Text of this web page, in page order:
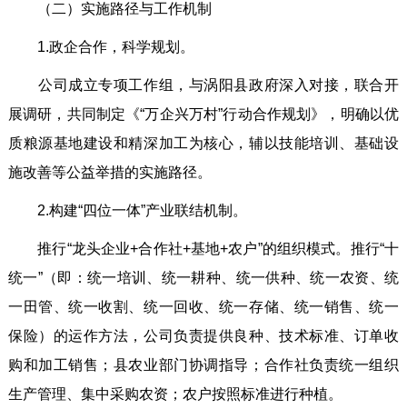
（二）实施路径与工作机制
1.政企合作，科学规划。
公司成立专项工作组，与涡阳县政府深入对接，联合开
展调研，共同制定《“万企兴万村”行动合作规划》，明确以优
质粮源基地建设和精深加工为核心，辅以技能培训、基础设
施改善等公益举措的实施路径。
2.构建“四位一体”产业联结机制。
推行“龙头企业+合作社+基地+农户”的组织模式。推行“十
统一”（即：统一培训、统一耕种、统一供种、统一农资、统
一田管、统一收割、统一回收、统一存储、统一销售、统一
保险）的运作方法，公司负责提供良种、技术标准、订单收
购和加工销售；县农业部门协调指导；合作社负责统一组织
生产管理、集中采购农资；农户按照标准进行种植。